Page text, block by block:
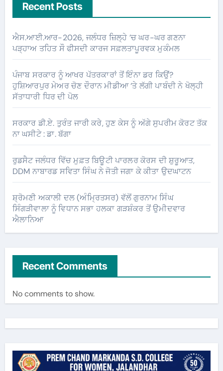
Recent Posts
ਐਸ.ਆਈ.ਆਰ-2026, ਜਲੰਧਰ ਜ਼ਿਲ੍ਹੇ ’ਚ ਘਰ-ਘਰ ਗਣਨਾ
ਪੜ੍ਹਾਅ ਤਹਿਤ ਸੌ ਫੀਸਦੀ ਕਾਰਜ ਸਫ਼ਲਤਾਪੂਰਵਕ ਮੁਕੰਮਲ
ਪੰਜਾਬ ਸਰਕਾਰ ਨੂੰ ਆਖਰ ਪੱਤਰਕਾਰਾਂ ਤੋਂ ਇੰਨਾ ਡਰ ਕਿਉਂ?
ਹੁਸ਼ਿਆਰਪੁਰ ਮੇਅਰ ਚੋਣ ਦੌਰਾਨ ਮੀਡੀਆ ‘ਤੇ ਲੱਗੀ ਪਾਬੰਦੀ ਨੇ ਖੋਲ੍ਹੀ
ਸੱਤਾਧਾਰੀ ਧਿਰ ਦੀ ਪੋਲ
ਸਰਕਾਰ ਡੀ.ਏ. ਤੁਰੰਤ ਜਾਰੀ ਕਰੇ, ਹੁਣ ਕੇਸ ਨੂੰ ਅੱਗੇ ਸੁਪਰੀਮ ਕੋਰਟ ਤੱਕ
ਨਾ ਘਸੀਟੇ : ਡਾ. ਬੱਗਾ
ਰੁਡਸੈਟ ਜਲੰਧਰ ਵਿੱਚ ਮੁਫ਼ਤ ਬਿਊਟੀ ਪਾਰਲਰ ਕੋਰਸ ਦੀ ਸ਼ੁਰੂਆਤ,
DDM ਨਾਬਾਰਡ ਸਵਿਤਾ ਸਿੰਘ ਨੇ ਜੋਤੀ ਜਗਾ ਕੇ ਕੀਤਾ ਉਦਘਾਟਨ
ਸ਼੍ਰੋਮਣੀ ਅਕਾਲੀ ਦਲ (ਅੰਮ੍ਰਿਤਸਰ) ਵੱਲੋਂ ਗੁਰਨਾਮ ਸਿੰਘ
ਸਿੰਗੜੀਵਾਲਾ ਨੂੰ ਵਿਧਾਨ ਸਭਾ ਹਲਕਾ ਗੜਸ਼ੰਕਰ ਤੋਂ ਉਮੀਦਵਾਰ
ਐਲਾਨਿਆ
Recent Comments
No comments to show.